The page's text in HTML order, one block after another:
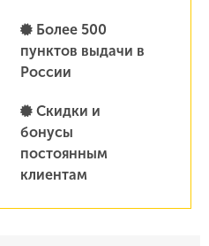
Более 500
пунктов выдачи в
России
Скидки и
бонусы
постоянным
клиентам